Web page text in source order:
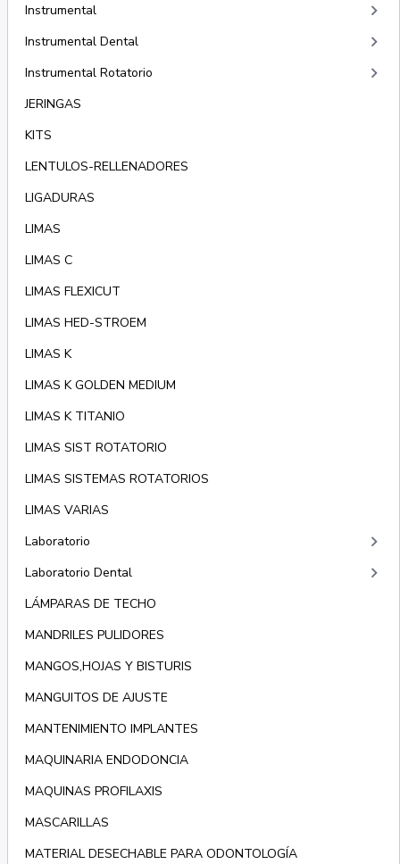
Instrumental keyboard_arrow_right
Instrumental Dental keyboard_arrow_right
Instrumental Rotatorio keyboard_arrow_right
JERINGAS
KITS
LENTULOS-RELLENADORES
LIGADURAS
LIMAS
LIMAS C
LIMAS FLEXICUT
LIMAS HED-STROEM
LIMAS K
LIMAS K GOLDEN MEDIUM
LIMAS K TITANIO
LIMAS SIST ROTATORIO
LIMAS SISTEMAS ROTATORIOS
LIMAS VARIAS
Laboratorio
keyboard_arrow_right
Laboratorio Dental keyboard_arrow_right
LÁMPARAS DE TECHO
MANDRILES PULIDORES
MANGOS,HOJAS Y BISTURIS
MANGUITOS DE AJUSTE
MANTENIMIENTO IMPLANTES
MAQUINARIA ENDODONCIA
MAQUINAS PROFILAXIS
MASCARILLAS
MATERIAL DESECHABLE PARA ODONTOLOGÍA